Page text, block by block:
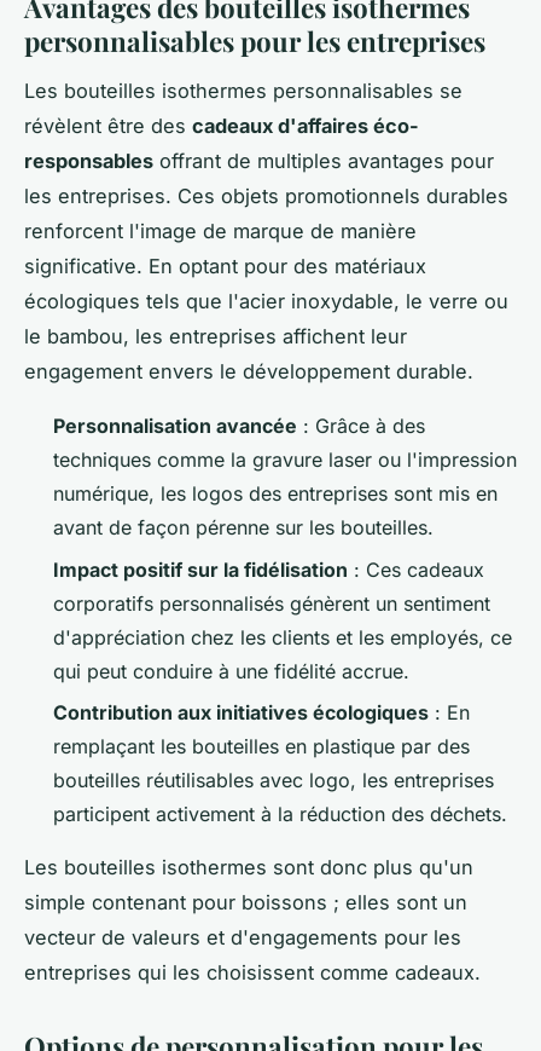
Avantages des bouteilles isothermes
personnalisables pour les entreprises
Les bouteilles isothermes personnalisables se
révèlent être des cadeaux d'affaires éco-
responsables offrant de multiples avantages pour
les entreprises. Ces objets promotionnels durables
renforcent l'image de marque de manière
significative. En optant pour des matériaux
écologiques tels que l'acier inoxydable, le verre ou
le bambou, les entreprises affichent leur
engagement envers le développement durable.
Personnalisation avancée : Grâce à des
techniques comme la gravure laser ou l'impression
numérique, les logos des entreprises sont mis en
avant de façon pérenne sur les bouteilles.
Impact positif sur la fidélisation : Ces cadeaux
corporatifs personnalisés génèrent un sentiment
d'appréciation chez les clients et les employés, ce
qui peut conduire à une fidélité accrue.
Contribution aux initiatives écologiques : En
remplaçant les bouteilles en plastique par des
bouteilles réutilisables avec logo, les entreprises
participent activement à la réduction des déchets.
Les bouteilles isothermes sont donc plus qu'un
simple contenant pour boissons ; elles sont un
vecteur de valeurs et d'engagements pour les
entreprises qui les choisissent comme cadeaux.